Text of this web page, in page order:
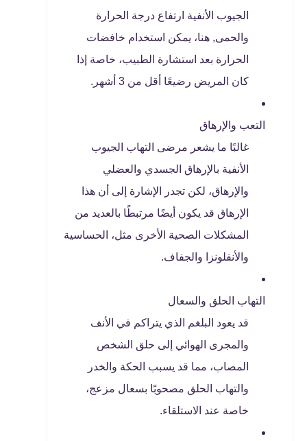
الجيوب الأنفية ارتفاع درجة الحرارة
والحمى, هنا، يمكن استخدام خافضات
الحرارة بعد استشارة الطبيب، خاصة إذا
كان المريض رضيعًا أقل من 3 أشهر.
التعب والإرهاق
غالبًا ما يشعر مرضى التهاب الجيوب
الأنفية بالإرهاق الجسدي والعضلي
والإرهاق، لكن تجدر الإشارة إلى أن هذا
الإرهاق قد يكون أيضًا مرتبطًا بالعديد من
المشكلات الصحية الأخرى مثل، الحساسية
والأنفلونزا والجفاف.
التهاب الحلق والسعال
قد يعود البلغم الذي يتراكم في الأنف
والمجرى الهوائي إلى حلق الشخص
المصاب، مما قد يسبب الحكة والخدر
والتهاب الحلق مصحوبًا بسعال مزعج،
خاصة عند الاستلقاء.